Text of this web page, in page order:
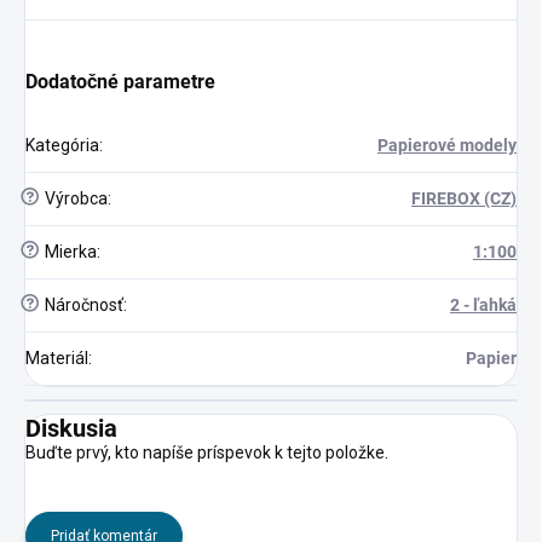
Dodatočné parametre
Kategória: Papierové modely
? Výrobca: FIREBOX (CZ)
? Mierka: 1:100
? Náročnosť: 2 - ľahká
Materiál : Papier
Diskusia
Buďte prvý, kto napíše príspevok k tejto položke.
Pridať komentár